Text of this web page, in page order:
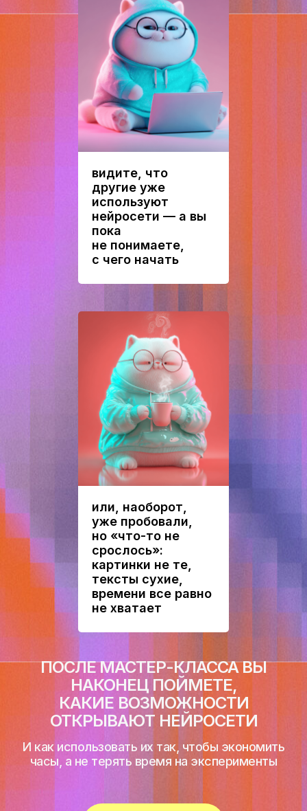
видите, что
другие уже
используют
нейросети — а вы
пока
не понимаете,
с чего начать
или, наоборот,
уже пробовали,
но «что-то не
срослось»:
картинки не те,
тексты сухие,
времени все равно
не хватает
ПОСЛЕ МАСТЕР-КЛАССА ВЫ
НАКОНЕЦ ПОЙМЕТЕ,
КАКИЕ ВОЗМОЖНОСТИ
ОТКРЫВАЮТ НЕЙРОСЕТИ
И как использовать их так, чтобы экономить
часы, а не терять время на эксперименты